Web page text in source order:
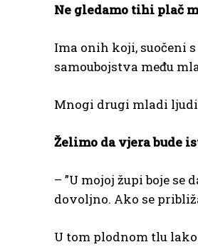
Ne gledamo tihi plač
Ima onih koji, suočeni
samoubojstva među
Mnogi drugi mladi
Želimo da vjera bude
– ”U mojoj župi boje
dovoljno. Ako se
U tom plodnom tlu